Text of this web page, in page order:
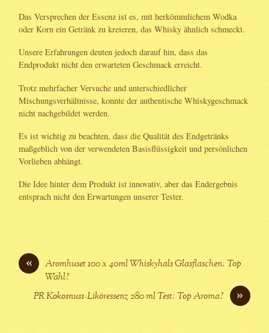
Das Versprechen der Essenz ist es, mit herkömmlichem Wodka
oder Korn ein Getränk zu kreieren, das Whisky ähnlich schmeckt.
Unsere Erfahrungen deuten jedoch darauf hin, dass das
Endprodukt nicht den erwarteten Geschmack erreicht.
Trotz mehrfacher Versuche und unterschiedlicher
Mischungsverhältnisse, konnte der authentische Whiskygeschmack
nicht nachgebildet werden.
Es ist wichtig zu beachten, dass die Qualität des Endgetränks
maßgeblich von der verwendeten Basisflüssigkeit und persönlichen
Vorlieben abhängt.
Die Idee hinter dem Produkt ist innovativ, aber das Endergebnis
entsprach nicht den Erwartungen unserer Tester.
«
Aromhuset 100 x 40ml Whiskyhals Glasflaschen: Top
Wahl?
»
PR Kokosnuss-Liköressenz 280 ml Test: Top Aroma?